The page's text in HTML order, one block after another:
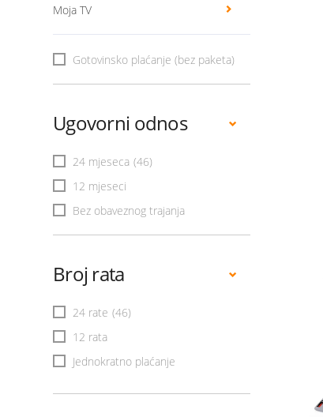
Moja TV
Gotovinsko plaćanje (bez paketa)
Ugovorni odnos
24 mjeseca (46)
12 mjeseci
Bez obaveznog trajanja
Broj rata
24 rate (46)
12 rata
Jednokratno plaćanje